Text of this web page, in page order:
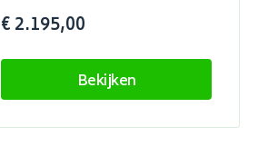
€ 2.195,00
Bekijken